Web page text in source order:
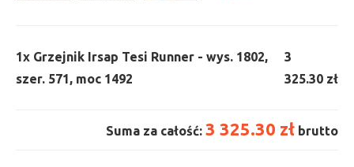
1x Grzejnik Irsap Tesi Runner - wys. 1802,
szer. 571, moc 1492
3
325.30 zł
Suma za całość: 3 325.30 zł brutto